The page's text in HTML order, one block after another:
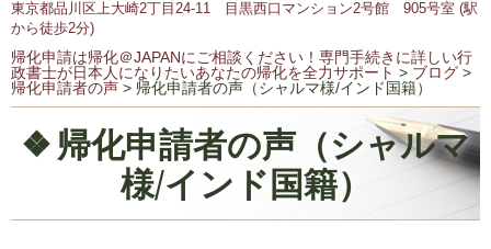
東京都品川区上大崎2丁目24-11 目黒西口マンション2号館 905号室 (駅
から徒歩2分)
帰化申請は帰化＠JAPANにご相談ください！専門手続きに詳しい行
政書士が日本人になりたいあなたの帰化を全力サポート > ブログ >
帰化申請者の声 > 帰化申請者の声（シャルマ様/インド国籍）
帰化申請者の声（シャルマ
様/インド国籍）